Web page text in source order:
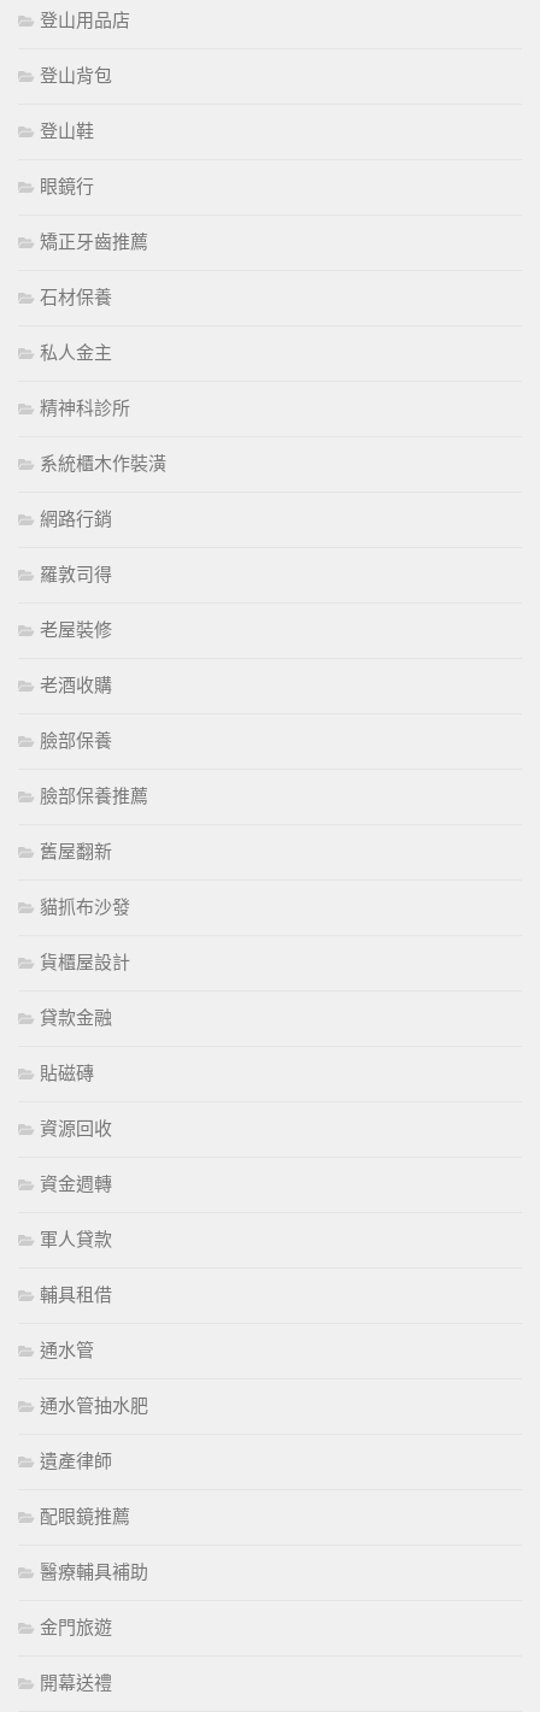
登山用品店
登山背包
登山鞋
眼鏡行
矯正牙齒推薦
石材保養
私人金主
精神科診所
系統櫃木作裝潢
網路行銷
羅敦司得
老屋裝修
老酒收購
臉部保養
臉部保養推薦
舊屋翻新
貓抓布沙發
貨櫃屋設計
貸款金融
貼磁磚
資源回收
資金週轉
軍人貸款
輔具租借
通水管
通水管抽水肥
遺產律師
配眼鏡推薦
醫療輔具補助
金門旅遊
開幕送禮